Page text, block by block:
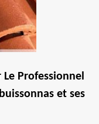
Professionnel
et ses